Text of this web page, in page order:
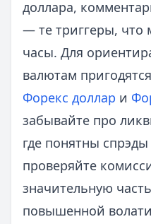
доллара,
— те триггеры, что
часы. Для
валютам
Форекс доллар и
забывайте про
где понятны
проверяйте
значительную
повышенной